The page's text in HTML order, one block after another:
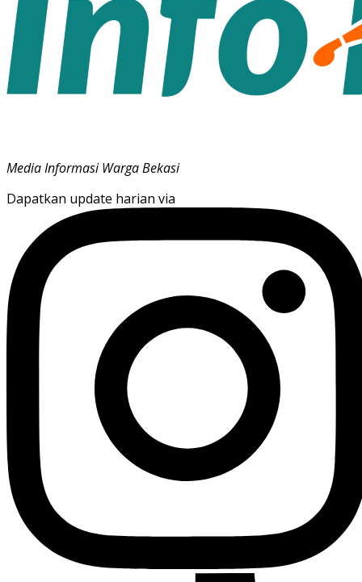
Media Informasi Warga Bekasi
Dapatkan update harian via